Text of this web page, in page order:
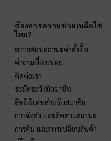
ต้องการความช่วยเหลือใช่
ไหม?
ตรวจสอบสถานะคำสั่งซื้อ
คำถามที่พบบ่อย
ติดต่อเรา
ระมัดระวังมิจฉาชีพ
สิทธิพิเศษสำหรับสมาชิก
การจัดส่ง และติดตามสถานะ
การคืน และการเปลี่ยนสินค้า